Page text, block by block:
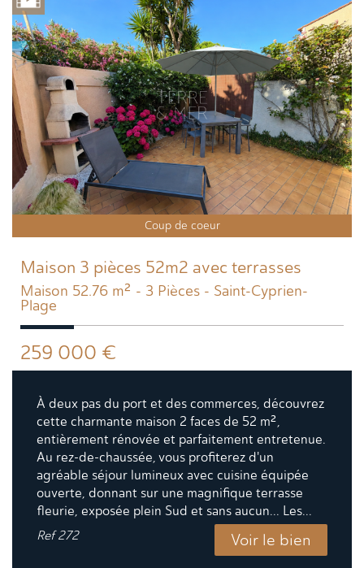
Coup de coeur
Maison 3 pièces 52m2 avec terrasses
Maison 52.76 m² - 3 Pièces - Saint-Cyprien-
Plage
259 000 €
À deux pas du port et des commerces, découvrez
cette charmante maison 2 faces de 52 m²,
entièrement rénovée et parfaitement entretenue.
Au rez-de-chaussée, vous profiterez d'un
agréable séjour lumineux avec cuisine équipée
ouverte, donnant sur une magnifique terrasse
fleurie, exposée plein Sud et sans aucun... Les...
Ref272 Voir le bien